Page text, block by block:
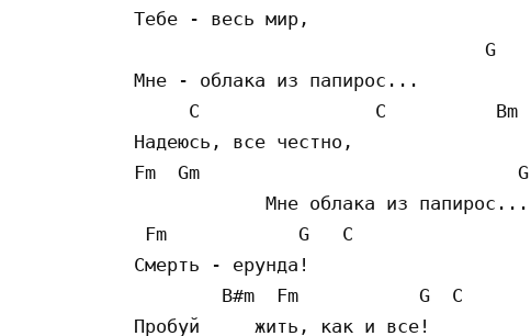
Тебе - весь мир,
                                G
Мне - облака из папирос...
     C                C          Bm
Надеюсь, все честно,
Fm  Gm                             G
            Мне облака из папирос...
Fm            G   C
Смерть - ерунда!
        B#m  Fm           G  C
Пробуй     жить, как и все!